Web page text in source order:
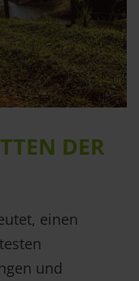
DER
einen
und